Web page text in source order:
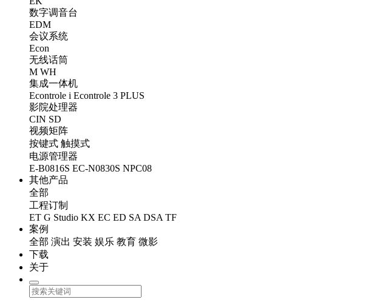
数字调音台
EDM
会议系统
Econ
无线话筒
M WH
集成一体机
Econtrole i Econtrole 3 PLUS
影院处理器
CIN SD
视频矩阵
按键式 触摸式
电源管理器
E-B0816S EC-N0830S NPC08
其他产品
全部
工程订制
ET G Studio KX EC ED SA DSA TF
案例
全部 演出 安装 娱乐 教育 微影
下载
关于